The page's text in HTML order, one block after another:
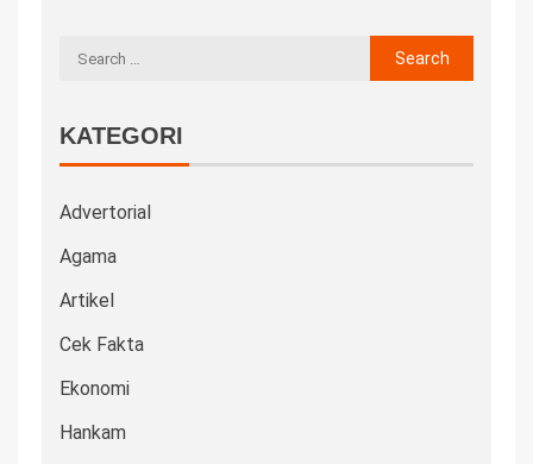
KATEGORI
Advertorial
Agama
Artikel
Cek Fakta
Ekonomi
Hankam